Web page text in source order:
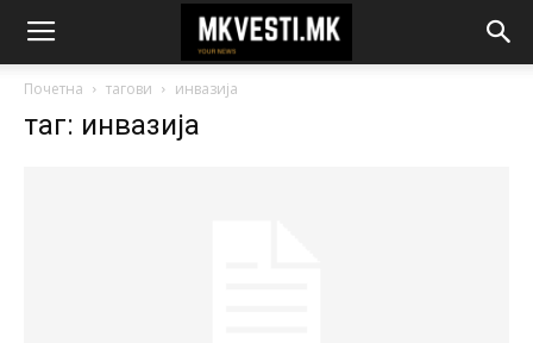
Почетна тагови инвазија
таг: инвазија